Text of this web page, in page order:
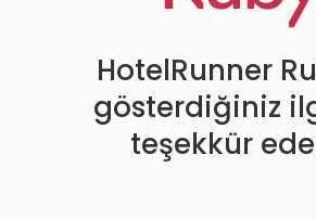
HotelRunner
gösterdiğiniz
teşekkür